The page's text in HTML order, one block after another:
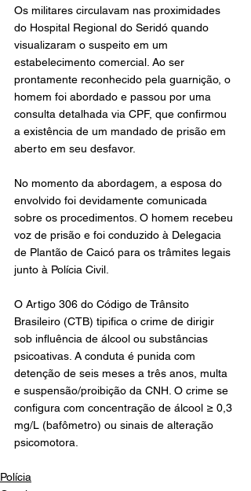
Os militares circulavam nas proximidades
do Hospital Regional do Seridó quando
visualizaram o suspeito em um
estabelecimento comercial. Ao ser
prontamente reconhecido pela guarnição, o
homem foi abordado e passou por uma
consulta detalhada via CPF, que confirmou
a existência de um mandado de prisão em
aberto em seu desfavor.
No momento da abordagem, a esposa do
envolvido foi devidamente comunicada
sobre os procedimentos. O homem recebeu
voz de prisão e foi conduzido à Delegacia
de Plantão de Caicó para os trâmites legais
junto à Polícia Civil.
O Artigo 306 do Código de Trânsito
Brasileiro (CTB) tipifica o crime de dirigir
sob influência de álcool ou substâncias
psicoativas. A conduta é punida com
detenção de seis meses a três anos, multa
e suspensão/proibição da CNH. O crime se
configura com concentração de álcool ≥ 0,3
mg/L (bafômetro) ou sinais de alteração
psicomotora.
Polícia